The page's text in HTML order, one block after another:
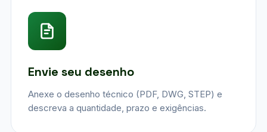
Envie seu desenho
Anexe o desenho técnico (PDF, DWG, STEP) e
descreva a quantidade, prazo e exigências.